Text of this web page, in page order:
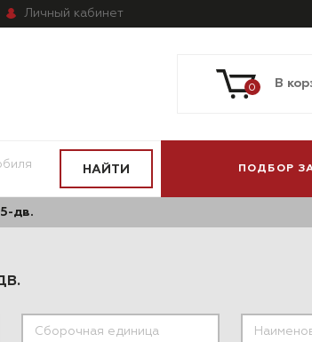
Личный кабинет
0 В
НАЙТИ
ПОДБОР
ПО МОДЕЛИ
ПО
дв.